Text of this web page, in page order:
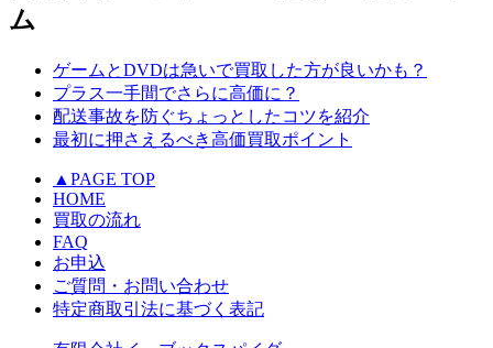
ム
ゲームとDVDは急いで買取した方が良いかも？
プラス一手間でさらに高価に？
配送事故を防ぐちょっとしたコツを紹介
最初に押さえるべき高価買取ポイント
▲PAGE TOP
HOME
買取の流れ
FAQ
お申込
ご質問・お問い合わせ
特定商取引法に基づく表記